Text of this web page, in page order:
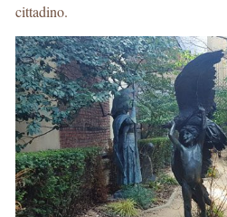
cittadino.